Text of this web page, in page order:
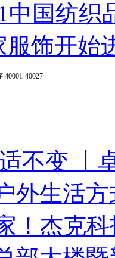
中国纺织
服饰开始
40001-40027
不变 丨
外生活
！杰克